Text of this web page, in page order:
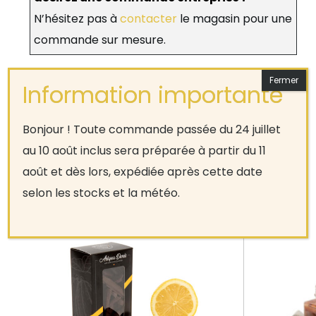
N’hésitez pas àcontacterle magasin pour une
commande sur mesure.
Produits apparentés
Bonjour ! Toute commande passée du 24 juillet
au 10 août inclus sera préparée à partir du 11
août et dès lors, expédiée après cette date
selon les stocks et la météo.